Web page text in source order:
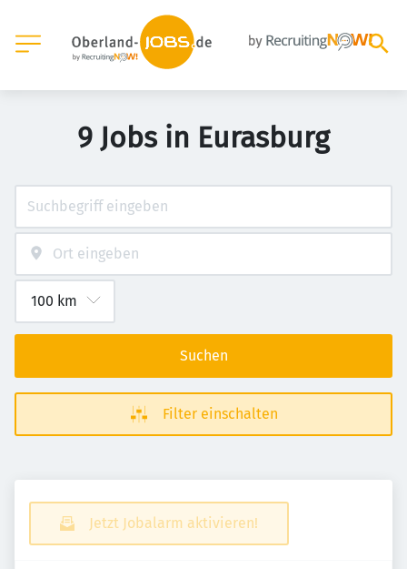
9 Jobs in Eurasburg
Suchen
Filter einschalten
Jetzt Jobalarm aktivieren!